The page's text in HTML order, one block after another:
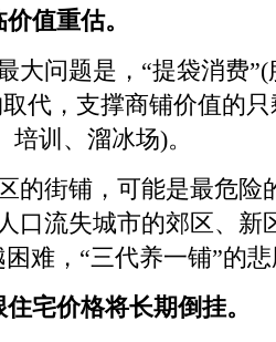
值重估。
问题是，“提袋消费”(
代，支撑商铺价值的
培训、溜冰场)。
街铺，可能是最危险
口流失城市的郊区、新
难，“三代养一铺”的
宅价格将长期倒挂。